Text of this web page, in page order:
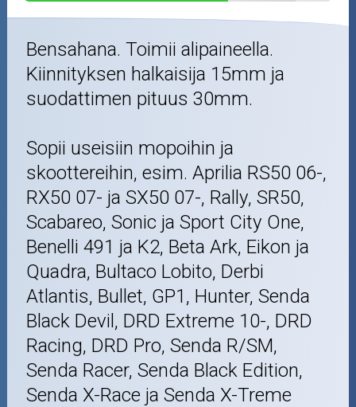
Bensahana. Toimii alipaineella.
Kiinnityksen halkaisija 15mm ja
suodattimen pituus 30mm.
Sopii useisiin mopoihin ja
skoottereihin, esim. Aprilia RS50 06-,
RX50 07- ja SX50 07-, Rally, SR50,
Scabareo, Sonic ja Sport City One,
Benelli 491 ja K2, Beta Ark, Eikon ja
Quadra, Bultaco Lobito, Derbi
Atlantis, Bullet, GP1, Hunter, Senda
Black Devil, DRD Extreme 10-, DRD
Racing, DRD Pro, Senda R/SM,
Senda Racer, Senda Black Edition,
Senda X-Race ja Senda X-Treme